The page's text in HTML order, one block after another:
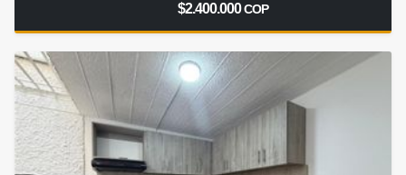
$2.400.000COP